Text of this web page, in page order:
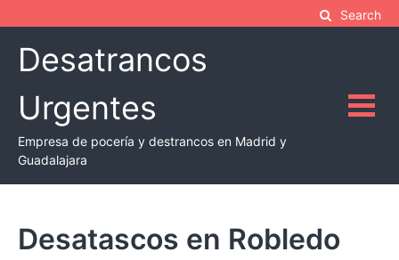
content
Search
Desatrancos
Urgentes
Empresa de pocería y destrancos en Madrid y
Guadalajara
Desatascos en Robledo